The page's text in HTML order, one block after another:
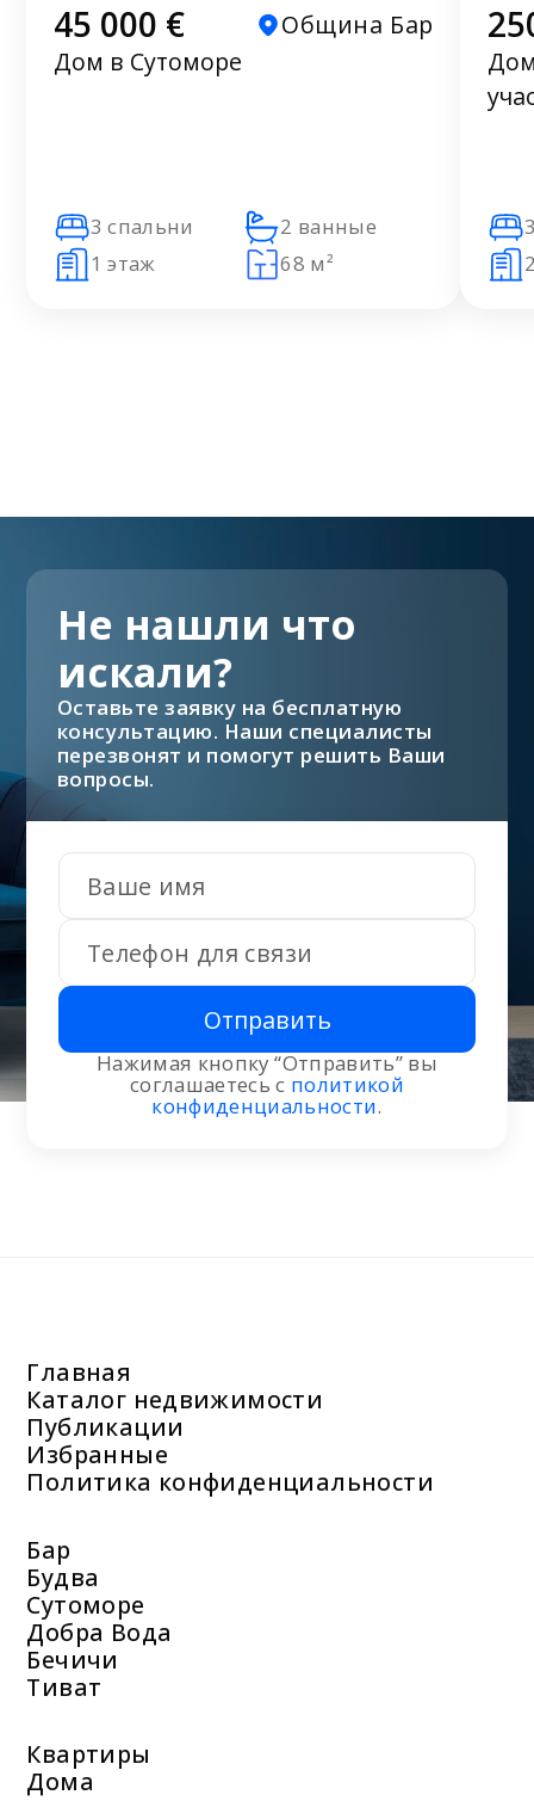
45 000 €
Община Бар
Дом в Сутоморе
3 спальни
2 ванные
1 этаж
68 м²
Отправить
Нажимая кнопку “Отправить” вы
соглашаетесь с политикой
конфиденциальности.
Не нашли что
искали?
Оставьте заявку на бесплатную
консультацию. Наши специалисты
перезвонят и помогут решить Ваши
вопросы.
Главная
Каталог недвижимости
Публикации
Избранные
Политика конфиденциальности
Бар
Будва
Сутоморе
Добра Вода
Бечичи
Тиват
Квартиры
Дома